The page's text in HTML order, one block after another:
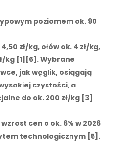
typowym poziomem ok. 90
zł/kg, ołów ok. 4 zł/kg,
kg [1][6]. Wybrane
jakwęglik, osiągają
czystości, a
do ok. 200 zł/kg [3]
cen o ok. 6% w 2026
technologicznym [5].